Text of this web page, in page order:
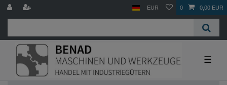
EUR 0 0,00 EUR
☰